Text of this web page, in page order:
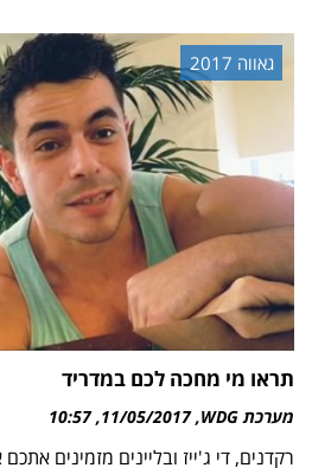
גאווה 2017
תראו מי מחכה לכם במדריד
מערכת WDG 11/05/2017
10:57
רקדנים, די ג'ייז ובליינים מזמינים